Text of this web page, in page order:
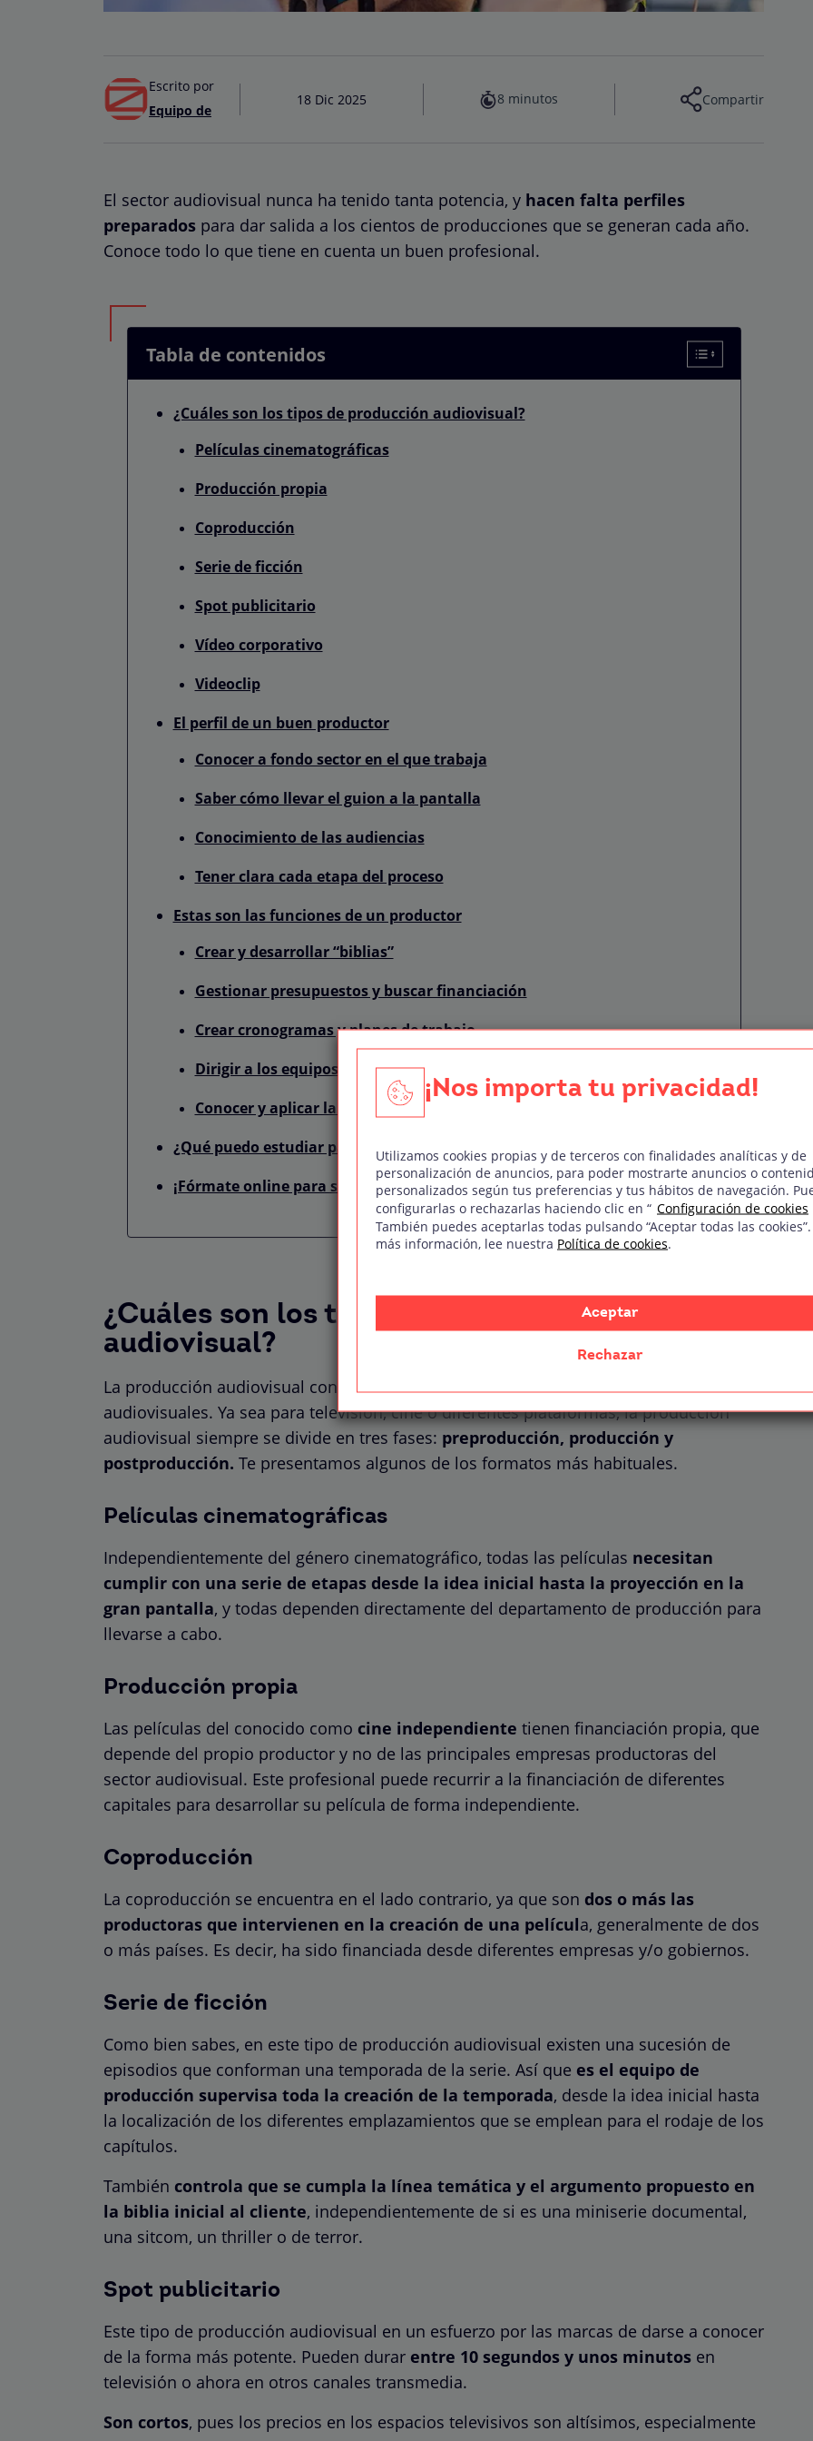
Escrito por
Equipo de
18 Dic 2025 8 minutos Compartir
El sector audiovisual nunca ha tenido tanta potencia, y hacen falta perfiles
preparados para dar salida a los cientos de producciones que se generan cada año.
Conoce todo lo que tiene en cuenta un buen profesional.
Tabla de contenidos
¿Cuáles son los tipos de producción audiovisual?
Películas cinematográficas
Producción propia
Coproducción
Serie de ficción
Spot publicitario
Vídeo corporativo
Videoclip
El perfil de un buen productor
Conocer a fondo sector en el que trabaja
Saber cómo llevar el guion a la pantalla
Conocimiento de las audiencias
Tener clara cada etapa del proceso
Estas son las funciones de un productor
Crear y desarrollar “biblias”
Gestionar presupuestos y buscar financiación
Crear cronogramas y planes de trabajo
Dirigir a los equipos y solucionar problemas
Conocer y aplicar la legislación sobre propiedad intelectual
¿Qué puedo estudiar para trabajar en una producción audiovisual?
¡Fórmate online para ser productor audiovisual!
¿Cuáles son los tipos de producción
audiovisual?
La producción audiovisual consiste en la creación de un producto para los medios
audiovisuales. Ya sea para televisión, cine o diferentes plataformas, la producción
audiovisual siempre se divide en tres fases: preproducción, producción y
postproducción. Te presentamos algunos de los formatos más habituales.
Películas cinematográficas
Independientemente del género cinematográfico, todas las películas necesitan
cumplir con una serie de etapas desde la idea inicial hasta la proyección en la
gran pantalla, y todas dependen directamente del departamento de producción para
llevarse a cabo.
Producción propia
Las películas del conocido como cine independiente tienen financiación propia, que
depende del propio productor y no de las principales empresas productoras del
sector audiovisual. Este profesional puede recurrir a la financiación de diferentes
capitales para desarrollar su película de forma independiente.
Coproducción
La coproducción se encuentra en el lado contrario, ya que son dos o más las
productoras que intervienen en la creación de una película, generalmente de dos
o más países. Es decir, ha sido financiada desde diferentes empresas y/o gobiernos.
Serie de ficción
Como bien sabes, en este tipo de producción audiovisual existen una sucesión de
episodios que conforman una temporada de la serie. Así que es el equipo de
producción supervisa toda la creación de la temporada, desde la idea inicial hasta
la localización de los diferentes emplazamientos que se emplean para el rodaje de los
capítulos.
También controla que se cumpla la línea temática y el argumento propuesto en
la biblia inicial al cliente, independientemente de si es una miniserie documental,
una sitcom, un thriller o de terror.
Spot publicitario
Este tipo de producción audiovisual en un esfuerzo por las marcas de darse a conocer
de la forma más potente. Pueden durar entre 10 segundos y unos minutos en
televisión o ahora en otros canales transmedia.
Son cortos, pues los precios en los espacios televisivos son altísimos, especialmente
¡Nos importa tu privacidad!
Utilizamos cookies propias y de terceros con finalidades analíticas y de
personalización de anuncios, para poder mostrarte anuncios o
personalizados según tus preferencias y tus hábitos de navegación.
configurarlas o rechazarlas haciendo clic en “ Configuración de cookies
También puedes aceptarlas todas pulsando “Aceptar todas las
más información, lee nuestra Política de cookies.
Aceptar
Rechazar